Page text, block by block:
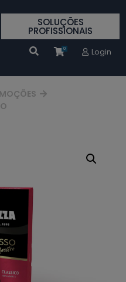
SOLUÇÕES
PROFISSIONAIS
0 Login